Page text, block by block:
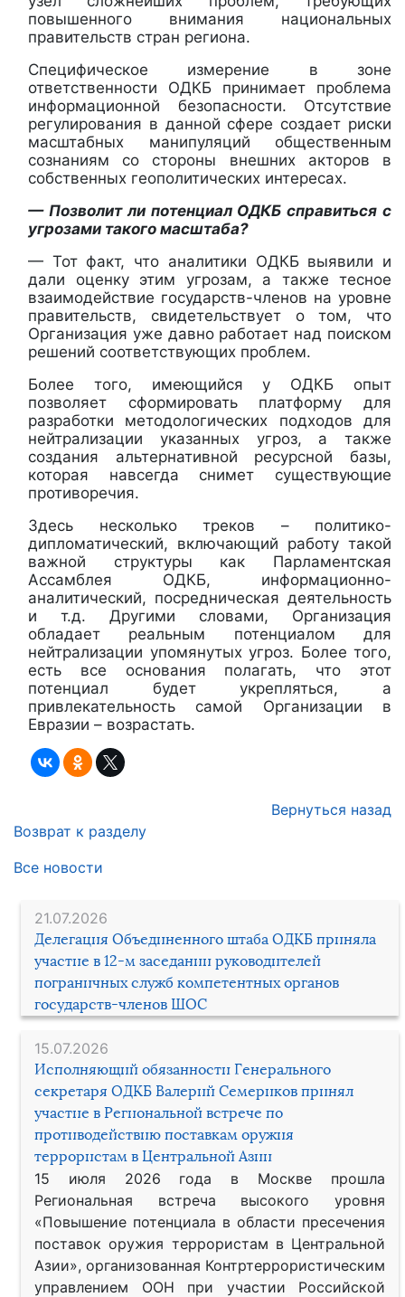
21.07.2026
Делегация Объединенного штаба ОДКБ приняла
участие в 12-м заседании руководителей
пограничных служб компетентных органов
государств-членов ШОС
15.07.2026
Исполняющий обязанности Генерального
секретаря ОДКБ Валерий Семериков принял
участие в Региональной встрече по
противодействию поставкам оружия
террористам в Центральной Азии
15 июля 2026 года в Москве прошла
Региональная встреча высокого уровня
«Повышение потенциала в области пресечения
поставок оружия террористам в Центральной
Азии», организованная Контртеррористическим
управлением ООН при участии Российской
повышенного внимания национальных
правительств стран региона.
Специфическое измерение в зоне
ответственности ОДКБ принимает проблема
информационной безопасности. Отсутствие
регулирования в данной сфере создает риски
масштабных манипуляций общественным
сознаниям со стороны внешних акторов в
собственных геополитических интересах.
— Позволит ли потенциал ОДКБ справиться с
угрозами такого масштаба?
— Тот факт, что аналитики ОДКБ выявили и
дали оценку этим угрозам, а также тесное
взаимодействие государств-членов на уровне
правительств, свидетельствует о том, что
Организация уже давно работает над поиском
решений соответствующих проблем.
Более того, имеющийся у ОДКБ опыт
позволяет сформировать платформу для
разработки методологических подходов для
нейтрализации указанных угроз, а также
создания альтернативной ресурсной базы,
которая навсегда снимет существующие
противоречия.
Здесь несколько треков – политико-
дипломатический, включающий работу такой
важной структуры как Парламентская
Ассамблея ОДКБ, информационно-
аналитический, посредническая деятельность
и т.д. Другими словами, Организация
обладает реальным потенциалом для
нейтрализации упомянутых угроз. Более того,
есть все основания полагать, что этот
потенциал будет укрепляться, а
привлекательность самой Организации в
Евразии – возрастать.
Вернуться назад
Возврат к разделу
Все новости